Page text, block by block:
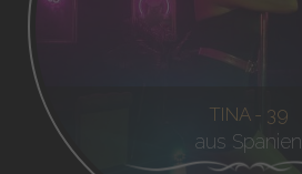
TINA - 39
aus Spanien